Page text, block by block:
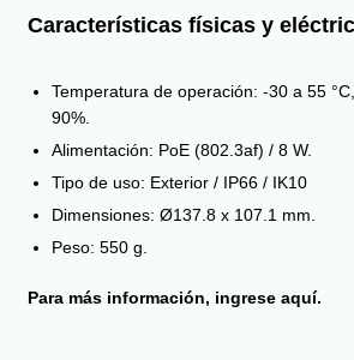
Características físicas y
Temperatura de operación: -30 a 55
90%.
Alimentación: PoE (802.3af) / 8 W.
Tipo de uso: Exterior / IP66 / IK10
Dimensiones: Ø137.8 x 107.1 mm.
Peso: 550 g.
Para más información, ingrese aquí.